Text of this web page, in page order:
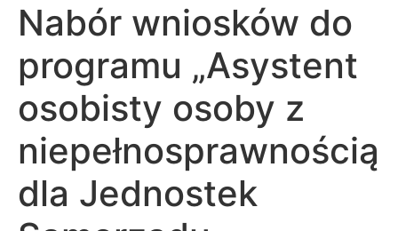
Nabór wniosków do
programu „Asystent
osobisty osoby z
niepełnosprawnością
dla Jednostek